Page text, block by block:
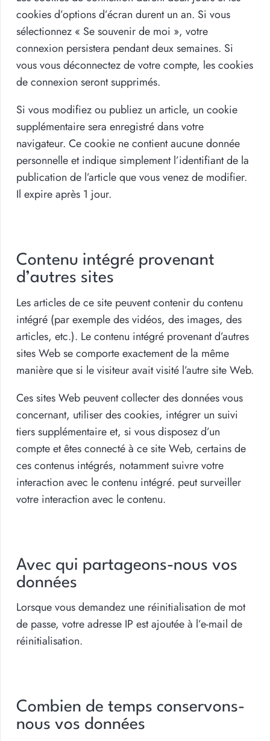
cookies d’options d’écran durent un an. Si vous
sélectionnez « Se souvenir de moi », votre
connexion persistera pendant deux semaines. Si
vous vous déconnectez de votre compte, les cookies
de connexion seront supprimés.
Si vous modifiez ou publiez un article, un cookie
supplémentaire sera enregistré dans votre
navigateur. Ce cookie ne contient aucune donnée
personnelle et indique simplement l’identifiant de la
publication de l’article que vous venez de modifier.
Il expire après 1 jour.
Contenu intégré provenant
d’autres sites
Les articles de ce site peuvent contenir du contenu
intégré (par exemple des vidéos, des images, des
articles, etc.). Le contenu intégré provenant d’autres
sites Web se comporte exactement de la même
manière que si le visiteur avait visité l’autre site Web.
Ces sites Web peuvent collecter des données vous
concernant, utiliser des cookies, intégrer un suivi
tiers supplémentaire et, si vous disposez d’un
compte et êtes connecté à ce site Web, certains de
ces contenus intégrés, notamment suivre votre
interaction avec le contenu intégré. peut surveiller
votre interaction avec le contenu.
Avec qui partageons-nous vos
données
Lorsque vous demandez une réinitialisation de mot
de passe, votre adresse IP est ajoutée à l’e-mail de
réinitialisation.
Combien de temps conservons-
nous vos données